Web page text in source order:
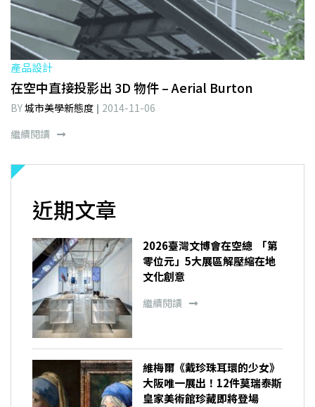
產品設計
在空中直接投影出 3D 物件 – Aerial Burton
BY城市美學新態度
2014-11-06
繼續閱讀
近期文章
2026臺灣文博會在空總 「第
零位元」5大展區解壓縮在地
文化創意
繼續閱讀
維梅爾《戴珍珠耳環的少女》
大阪唯一展出！12件莫瑞泰斯
皇家美術館珍藏即將登場